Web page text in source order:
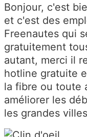
Bonjour, c'est
et c'est des
Freenautes qui
gratuitement
autant, merci il
hotline gratuite
la fibre ou toute
améliorer les
les grandes